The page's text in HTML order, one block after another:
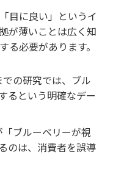
目に良い」というイ
が薄いことは広く知
る必要があります。
での研究では、ブル
るという明確なデー
ブルーベリーが視
のは、消費者を誤導